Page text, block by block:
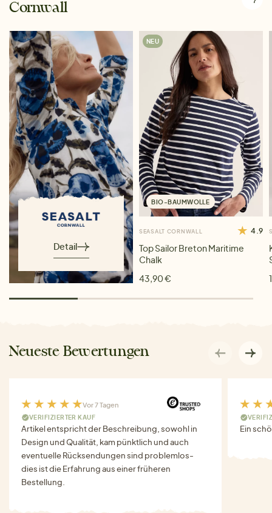
Cornwall
Detail
NEU
BIO-BAUMWOLLE
SEASALT CORNWALL 4.9
Top Sailor Breton Maritime
Chalk
43,90 €
Neueste Bewertungen
Vor 7 Tagen
VERIFIZIERTER KAUF
Artikel entspricht der Beschreibung, sowohl in
Design und Qualität, kam pünktlich und auch
eventuelle Rücksendungen sind problemlos-
dies ist die Erfahrung aus einer früheren
Bestellung.
Ein